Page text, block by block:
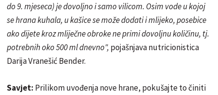
do 9. mjeseca) je dovoljno i samo vilicom. Osim vode u kojoj
se hrana kuhala, u kašice se može dodati i mlijeko, posebice
ako dijete kroz mliječne obroke ne primi dovoljnu količinu, tj.
potrebnih oko 500 ml dnevno", pojašnjava nutricionistica
Darija Vranešić Bender.
Savjet: Prilikom uvođenja nove hrane, pokušajte to činiti